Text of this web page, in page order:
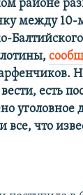
районе
между 10-
есть
уголовное
все, что